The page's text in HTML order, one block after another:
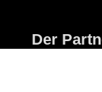
Der